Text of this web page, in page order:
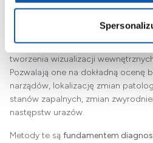
Badania obrazowe to grupa
tomografia komputerowa – TK),
magnetyczny – MRI) czyfale
tworzenia wizualizacji
Pozwalają one na dokładną ocenę
narządów, lokalizację zmian
stanów zapalnych, zmian
następstw urazów.
Metody te są fundamentem